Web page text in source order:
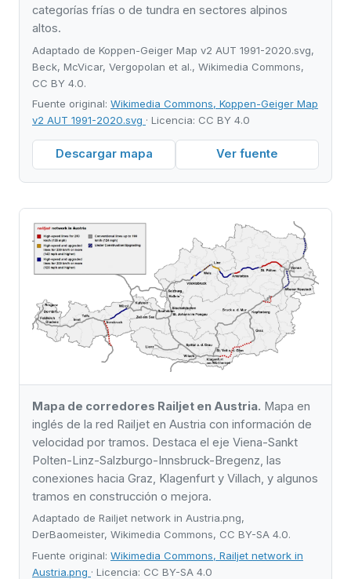
categorías frías o de tundra en sectores alpinos
altos.
Adaptado de Koppen-Geiger Map v2 AUT 1991-2020.svg,
Beck, McVicar, Vergopolan et al., Wikimedia Commons,
CC BY 4.0.
Fuente original: Wikimedia Commons, Koppen-Geiger Map
v2 AUT 1991-2020.svg · Licencia: CC BY 4.0
Descargar mapa Ver fuente
Mapa de corredores Railjet en Austria. Mapa en
inglés de la red Railjet en Austria con información de
velocidad por tramos. Destaca el eje Viena-Sankt
Polten-Linz-Salzburgo-Innsbruck-Bregenz, las
conexiones hacia Graz, Klagenfurt y Villach, y algunos
tramos en construcción o mejora.
Adaptado de Railjet network in Austria.png,
DerBaomeister, Wikimedia Commons, CC BY-SA 4.0.
Fuente original: Wikimedia Commons, Railjet network in
Austria.png · Licencia: CC BY-SA 4.0